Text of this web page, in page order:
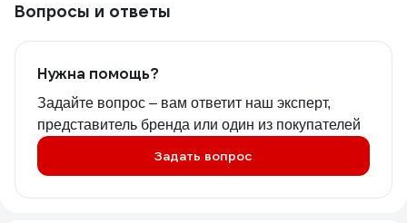
Вопросы и ответы
Нужна помощь?
Задайте вопрос – вам ответит наш эксперт,
представитель бренда или один из покупателей
Задать вопрос